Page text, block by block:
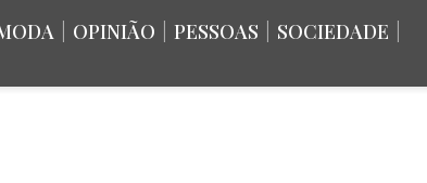
OPINIÃO PESSOAS SOCIEDADE